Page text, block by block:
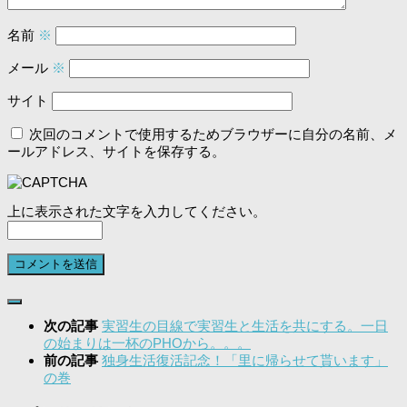
名前 ※
メール ※
サイト
次回のコメントで使用するためブラウザーに自分の名前、メ
ールアドレス、サイトを保存する。
上に表示された文字を入力してください。
次の記事 実習生の目線で実習生と生活を共にする。一日
の始まりは一杯のPHOから。。。
前の記事 独身生活復活記念！「里に帰らせて貰います」
の巻